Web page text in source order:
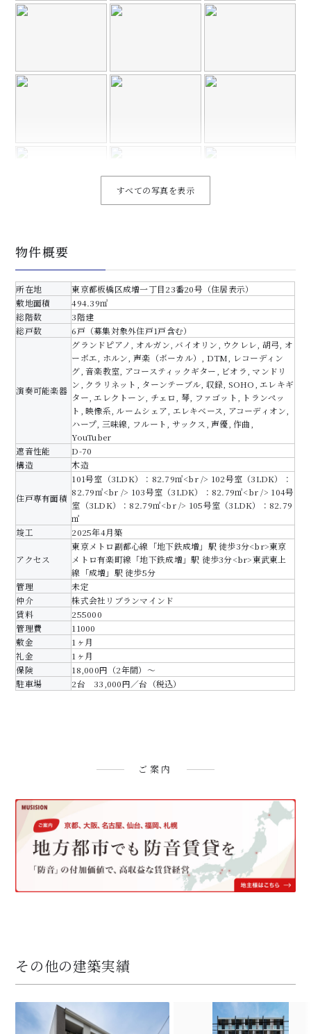
すべての写真を表示
物件概要
所在地
東京都板橋区成増一丁目23番20号（住居表示）
敷地面積
494.39㎡
総階数
3階建
総戸数
6戸（募集対象外住戸1戸含む）
演奏可能楽器
グランドピアノ, オルガン, バイオリン, ウクレレ, 胡弓, オ
ーボエ, ホルン, 声楽（ボーカル）, DTM, レコーディン
グ, 音楽教室, アコースティックギター, ビオラ, マンドリ
ン, クラリネット, ターンテーブル, 収録, SOHO, エレキギ
ター, エレクトーン, チェロ, 琴, ファゴット, トランペッ
ト, 映像系, ルームシェア, エレキベース, アコーディオン,
ハープ, 三味線, フルート, サックス, 声優, 作曲,
YouTuber
遮音性能
D-70
構造
木造
住戸専有面積
101号室（3LDK）：82.79㎡<br /> 102号室（3LDK）：
82.79㎡<br /> 103号室（3LDK）：82.79㎡<br /> 104号
室（3LDK）：82.79㎡<br /> 105号室（3LDK）：82.79
㎡
竣工
2025年4月築
アクセス
東京メトロ副都心線「地下鉄成増」駅 徒歩3分<br>東京
メトロ有楽町線「地下鉄成増」駅 徒歩3分<br>東武東上
線「成増」駅 徒歩5分
管理
未定
仲介
株式会社リブランマインド
賃料
255000
管理費
11000
敷金
1ヶ月
礼金
1ヶ月
保険
18,000円（2年間）～
駐車場
2台 33,000円／台（税込）
ご案内
その他の建築実績